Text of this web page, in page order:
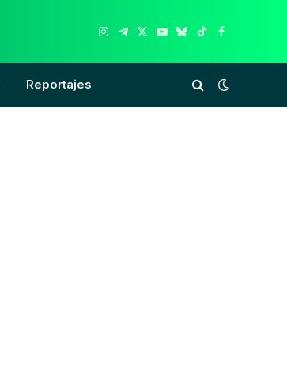
Instagram
Telegram
X
YouTube
Bluesky
TikTokFacebook
Reportajes